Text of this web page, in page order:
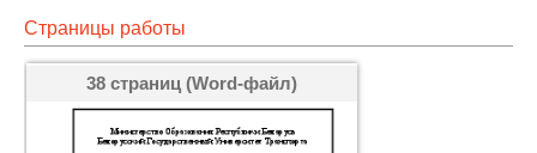
Страницы работы
38 страниц (Word-файл)